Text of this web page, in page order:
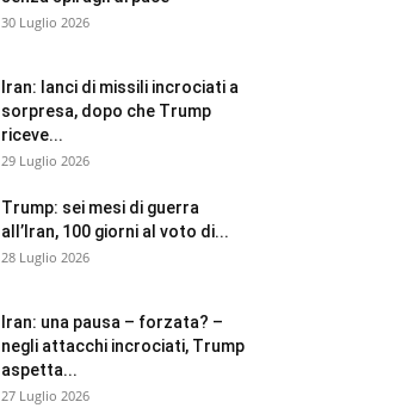
30 Luglio 2026
Iran: lanci di missili incrociati a
sorpresa, dopo che Trump
riceve...
29 Luglio 2026
Trump: sei mesi di guerra
all’Iran, 100 giorni al voto di...
28 Luglio 2026
Iran: una pausa – forzata? –
negli attacchi incrociati, Trump
aspetta...
27 Luglio 2026